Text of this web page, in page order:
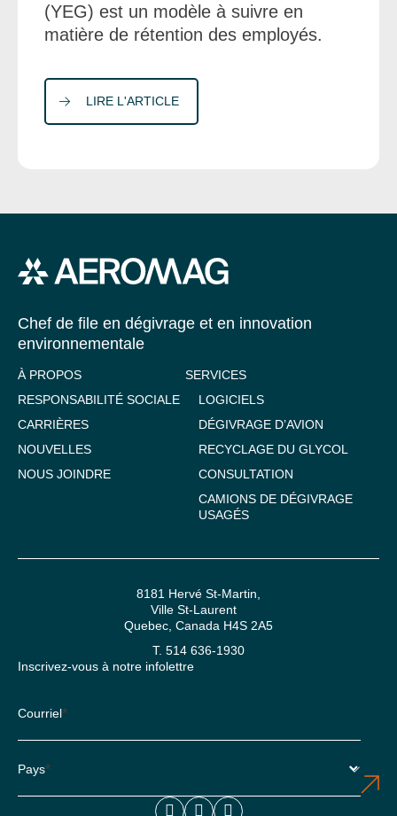
(YEG) est un modèle à suivre en
matière de rétention des employés.
LIRE L'ARTICLE
Chef de file en dégivrage et en innovation
environnementale
À PROPOS
RESPONSABILITÉ SOCIALE
CARRIÈRES
NOUVELLES
NOUS JOINDRE
SERVICES
LOGICIELS
DÉGIVRAGE D’AVION
RECYCLAGE DU GLYCOL
CONSULTATION
CAMIONS DE DÉGIVRAGE
USAGÉS
8181 Hervé St-Martin,
Ville St-Laurent
Quebec, Canada H4S 2A5
T. 514 636-1930
Inscrivez-vous à notre infolettre
Courriel*
Pays*